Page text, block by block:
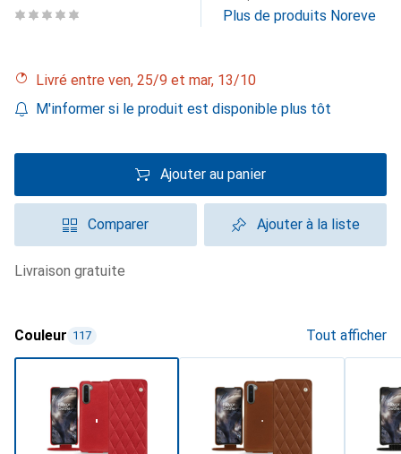
Plus de produits Noreve
Livré entre ven, 25/9 et mar, 13/10
M'informer si le produit est disponible plus tôt
Ajouter au panier
Comparer Ajouter à la liste
livraison gratuite
Couleur 117 Tout afficher